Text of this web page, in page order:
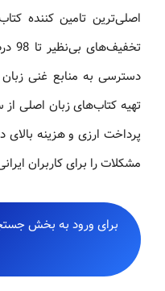
اصلی‌ترین تامین کننده
دسترسی به منابع غنی
تهیه کتاب‌های زبان اصلی
پرداخت ارزی و هزینه بالای
مشکلات را برای کاربران
برای ورود به بخش